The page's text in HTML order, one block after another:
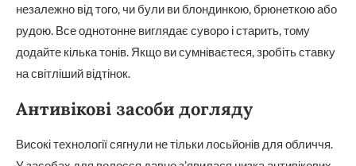
незалежно від того, чи були ви блондинкою, брюнеткою або
рудою. Все однотонне виглядає суворо і старить, тому
додайте кілька тонів. Якщо ви сумніваєтеся, зробіть ставку
на світліший відтінок.
Антивікові засоби догляду
Високі технології сягнули не тільки лосьйонів для обличчя.